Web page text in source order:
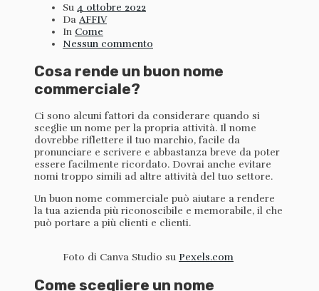
Su 4 ottobre 2022
Da AFFIV
In Come
Nessun commento
Cosa rende un buon nome
commerciale?
Ci sono alcuni fattori da considerare quando si
sceglie un nome per la propria attività. Il nome
dovrebbe riflettere il tuo marchio, facile da
pronunciare e scrivere e abbastanza breve da poter
essere facilmente ricordato. Dovrai anche evitare
nomi troppo simili ad altre attività del tuo settore.
Un buon nome commerciale può aiutare a rendere
la tua azienda più riconoscibile e memorabile, il che
può portare a più clienti e clienti.
Foto di Canva Studio su Pexels.com
Come scegliere un nome